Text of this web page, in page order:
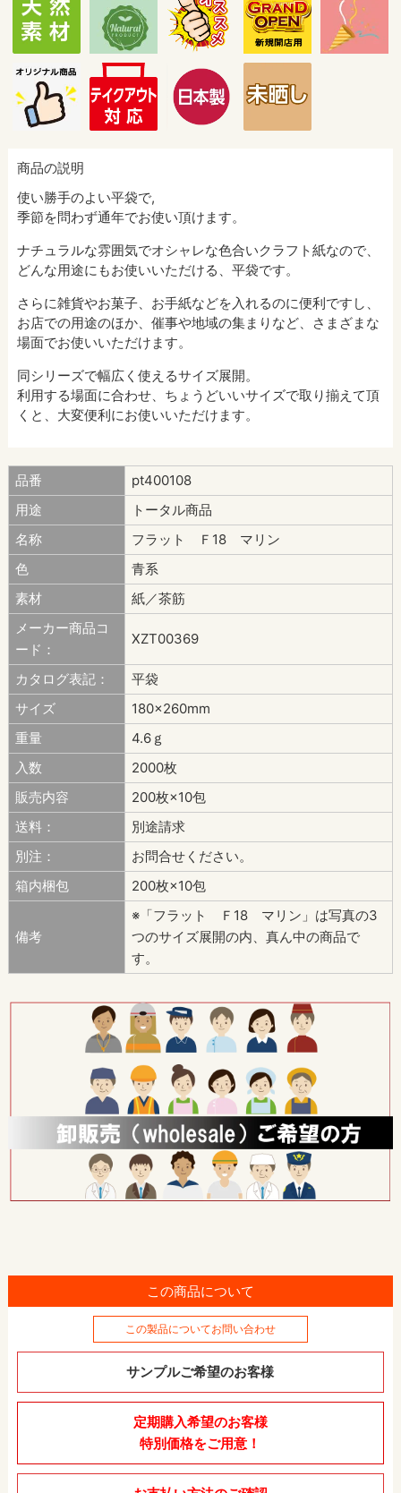
商品の説明
使い勝手のよい平袋で,
季節を問わず通年でお使い頂けます。
ナチュラルな雰囲気でオシャレな色合いクラフト紙なので、
どんな用途にもお使いいただける、平袋です。
さらに雑貨やお菓子、お手紙などを入れるのに便利ですし、
お店での用途のほか、催事や地域の集まりなど、さまざまな
場面でお使いいただけます。
同シリーズで幅広く使えるサイズ展開。
利用する場面に合わせ、ちょうどいいサイズで取り揃えて頂
くと、大変便利にお使いいただけます。
品番
pt400108
用途
トータル商品
名称
フラット Ｆ18 マリン
色
青系
素材
紙／茶筋
メーカー商品コ
ード：
XZT00369
カタログ表記：
平袋
サイズ
180×260mm
重量
4.6ｇ
入数
2000枚
販売内容
200枚×10包
送料：
別途請求
別注：
お問合せください。
箱内梱包
200枚×10包
備考
※「フラット Ｆ18 マリン」は写真の3
つのサイズ展開の内、真ん中の商品で
す。
この商品について
この製品についてお問い合わせ
サンプルご希望のお客様
定期購入希望のお客様
特別価格をご用意！